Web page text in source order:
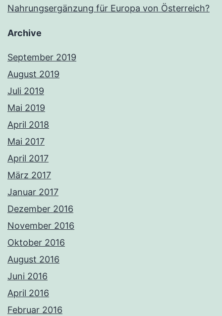
Nahrungsergänzung für Europa von Österreich?
Archive
September 2019
August 2019
Juli 2019
Mai 2019
April 2018
Mai 2017
April 2017
März 2017
Januar 2017
Dezember 2016
November 2016
Oktober 2016
August 2016
Juni 2016
April 2016
Februar 2016